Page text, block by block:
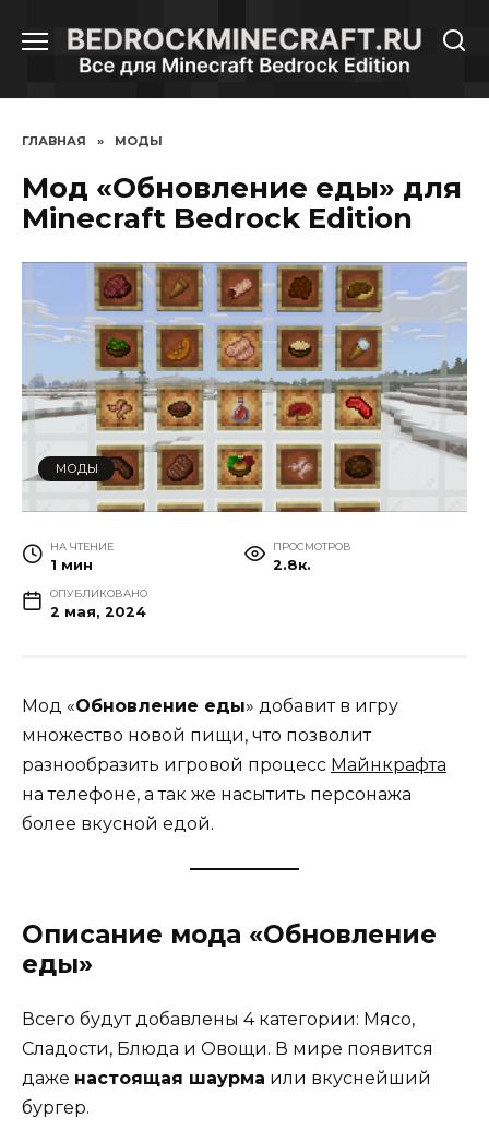
содержанию
ГЛАВНАЯ » МОДЫ
Мод «Обновление еды» для
Minecraft Bedrock Edition
МОДЫ
НА ЧТЕНИЕ
1 мин
ПРОСМОТРОВ
2.8к.
ОПУБЛИКОВАНО
2 мая, 2024
Мод «Обновление еды» добавит в игру
множество новой пищи, что позволит
разнообразить игровой процесс Майнкрафта
на телефоне, а так же насытить персонажа
более вкусной едой.
Описание мода «Обновление
еды»
Всего будут добавлены 4 категории: Мясо,
Сладости, Блюда и Овощи. В мире появится
даже настоящая шаурма или вкуснейший
бургер.